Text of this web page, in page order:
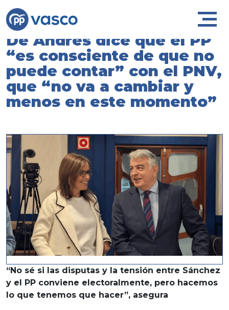
De Andrés dice que el PP
“es consciente de que no
puede contar” con el PNV,
que “no va a cambiar y
menos en este momento”
“No sé si las disputas y la tensión entre Sánchez
y el PP conviene electoralmente, pero hacemos
lo que tenemos que hacer”, asegura